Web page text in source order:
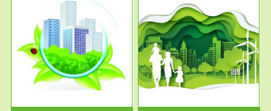
服务范围
政府/园区级VOCs综合管控服务
根据《石化行业挥发性有机物综
合整治方案》文件要求，到2017
年，全...